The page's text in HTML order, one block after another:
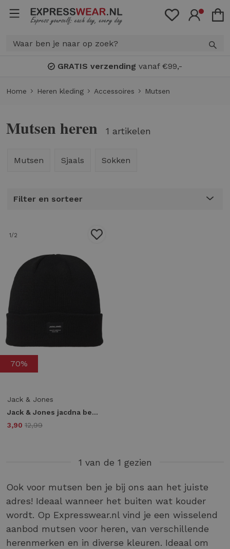
GRATIS verzending vanaf €99,-
Home Heren kleding Accessoires Mutsen
Mutsen heren 1 artikelen
Mutsen Sjaals Sokken
Filter en sorteer
1/2
70%
Jack & Jones
Jack & Jones jacdna beanie noos 12092815 Mutsen black
3,90 12,99
1 van de 1 gezien
Ook voor mutsen ben je bij ons aan het juiste
adres! Ideaal wanneer het buiten wat kouder
wordt. Op Expresswear.nl vind je een wisselend
aanbod mutsen voor heren, van verschillende
herenmerken en in diverse kleuren. Ideaal om